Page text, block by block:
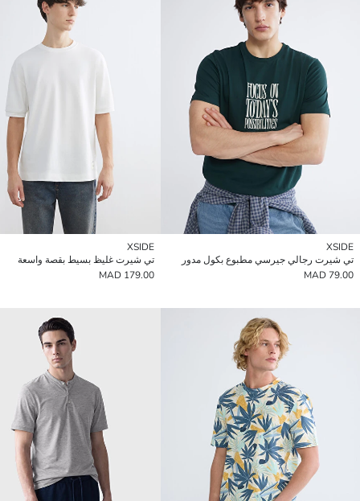
XSIDE
تي شيرت رجالي جيرسي مطبوع بكول مدور
79.00 MAD
XSIDE
تي شيرت غليظ بسيط بقصة واسعة
179.00 MAD